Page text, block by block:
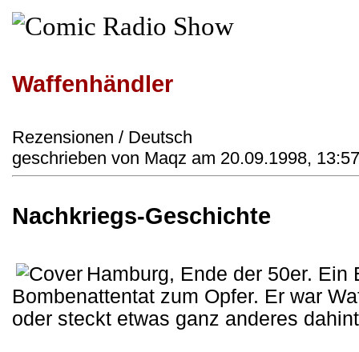
Waffenhändler
Rezensionen / Deutsch
geschrieben von Maqz am 20.09.1998,
Nachkriegs-Geschichte
Hamburg, Ende der 50er. Ein
Bombenattentat zum Opfer. Er war
oder steckt etwas ganz anderes